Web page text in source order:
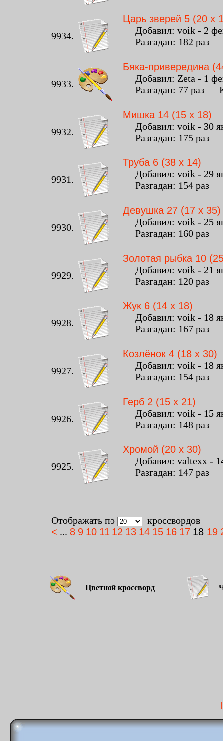
9934.
Царь зверей 5 (20 x
Добавил: voik - 2
Разгадан: 182 раз
9933.
Бяка-привередина
Добавил: Zeta - 1
Разгадан: 77 раз
9932.
Мишка 14 (15 x 18)
Добавил: voik - 30
Разгадан: 175 раз
9931.
Труба 6 (38 x 14)
Добавил: voik - 29
Разгадан: 154 раз
9930.
Девушка 27 (17 x 35)
Добавил: voik - 25
Разгадан: 160 раз
9929.
Золотая рыбка 10
Добавил: voik - 21
Разгадан: 120 раз
9928.
Жук 6 (14 x 18)
Добавил: voik - 18
Разгадан: 167 раз
9927.
Козлёнок 4 (18 x 30)
Добавил: voik - 18
Разгадан: 154 раз
9926.
Герб 2 (15 x 21)
Добавил: voik - 15
Разгадан: 148 раз
9925.
Хромой (20 x 30)
Добавил: valtexx - 14
Разгадан: 147 раз
Отображать по
кроссвордов
< ... 8 9 10 11 12 13 14 15 16 17 18 19
Цветной кроссворд